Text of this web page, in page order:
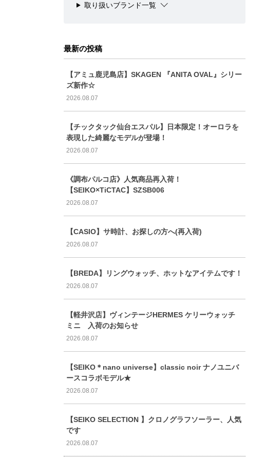
取り扱いブランド一覧
最新の投稿
【アミュ鹿児島店】SKAGEN 『ANITA OVAL』シリー
ズ新作☆
2026.08.07
【チックタック仙台エスパル】日本限定！オーロラを
表現した綺麗なモデルが登場！
2026.08.07
《調布パルコ店》人気商品再入荷！
【SEIKO×TiCTAC】SZSB006
2026.08.07
【CASIO】サ時計、お探しの方へ(再入荷)
2026.08.07
【BREDA】リングウォッチ、ホットなアイテムです！
2026.08.07
【軽井沢店】ヴィンテージHERMES ケリーウォッチ
ミニ 入荷のお知らせ
2026.08.07
【SEIKO＊nano universe】classic noir ナノユニバ
ースコラボモデル★
2026.08.07
【SEIKO SELECTION 】クロノグラフソーラー、人気
です
2026.08.07